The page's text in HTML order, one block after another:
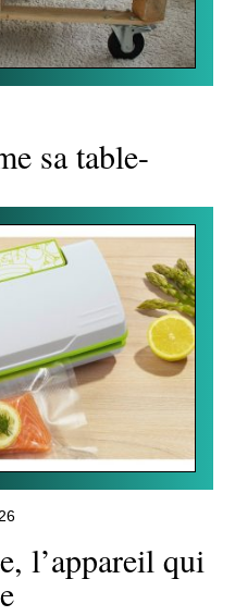
sa table-
l’appareil qui